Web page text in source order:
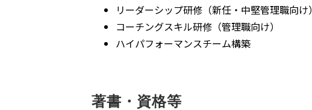
リーダーシップ研修（新任・中堅管理職向け）
コーチングスキル研修（管理職向け）
ハイパフォーマンスチーム構築
著書・資格等